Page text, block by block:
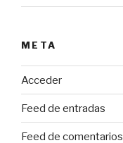
META
Acceder
Feed de entradas
Feed de comentarios